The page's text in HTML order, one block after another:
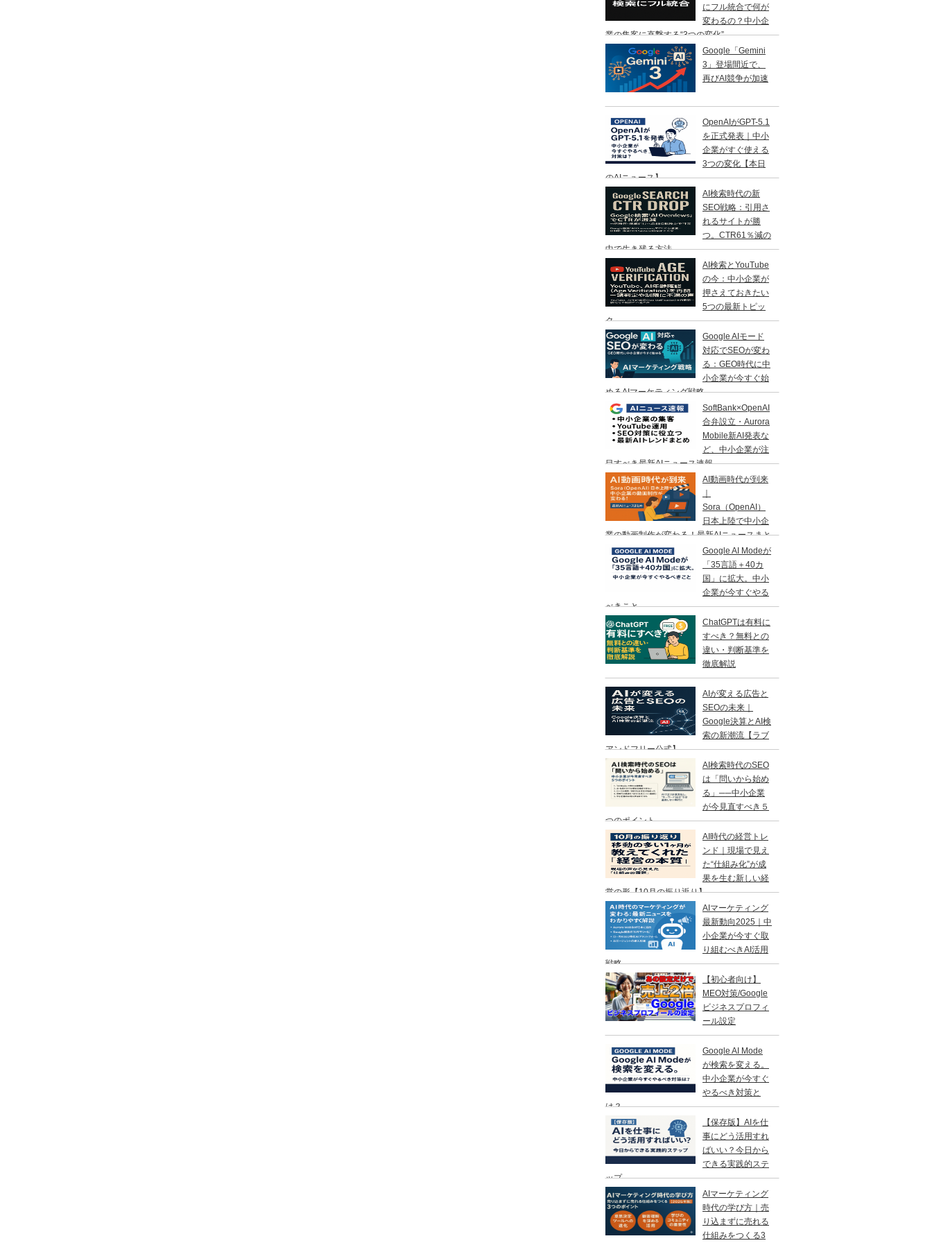
にフル統合で何が
変わるの？中小企
業の集客に直撃する“3つの変化”
Google「Gemini
3」登場間近で、
再びAI競争が加速
OpenAIがGPT-5.1
を正式発表｜中小
企業がすぐ使える
3つの変化【本日
のAIニュース】
AI検索時代の新
SEO戦略：引用さ
れるサイトが勝
つ。CTR61％減の
中で生き残る方法
AI検索とYouTube
の今：中小企業が
押さえておきたい
5つの最新トピッ
ク
Google AIモード
対応でSEOが変わ
る：GEO時代に中
小企業が今すぐ始
めるAIマーケティング戦略
SoftBank×OpenAI
合弁設立・Aurora
Mobile新AI発表な
ど、中小企業が注
目すべき最新AIニュース速報
AI動画時代が到来
Sora（OpenAI）
日本上陸で中小企
業の動画制作が変わる！最新AIニュースまと
め
Google AI Modeが
「35言語＋40カ
国」に拡大。中小
企業が今すぐやる
べきこと
ChatGPTは有料に
すべき？無料との
違い・判断基準を
徹底解説
AIが変える広告と
SEOの未来｜
Google決算とAI検
索の新潮流【ラブ
アンドフリー公式】
AI検索時代のSEO
は「問いから始め
る」──中小企業
が今見直すべき５
つのポイント
AI時代の経営トレ
ンド｜現場で見え
た“仕組み化”が成
果を生む新しい経
営の形【10月の振り返り】
AIマーケティング
最新動向2025｜中
小企業が今すぐ取
り組むべきAI活用
戦略
【初心者向け】
MEO対策/Google
ビジネスプロフィ
ール設定
Google AI Mode
が検索を変える。
中小企業が今すぐ
やるべき対策と
は？
【保存版】AIを仕
事にどう活用すれ
ばいい？今日から
できる実践的ステ
ップ
AIマーケティング
時代の学び方｜売
り込まずに売れる
仕組みをつくる3